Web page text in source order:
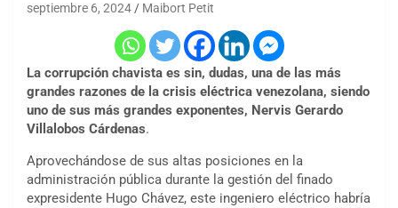
septiembre 6, 2024 Maibort Petit
La corrupción chavista es sin, dudas, una de las más
grandes razones de la crisis eléctrica venezolana, siendo
uno de sus más grandes exponentes, Nervis Gerardo
Villalobos Cárdenas.
Aprovechándose de sus altas posiciones en la
administración pública durante la gestión del finado
expresidente Hugo Chávez, este ingeniero eléctrico habría